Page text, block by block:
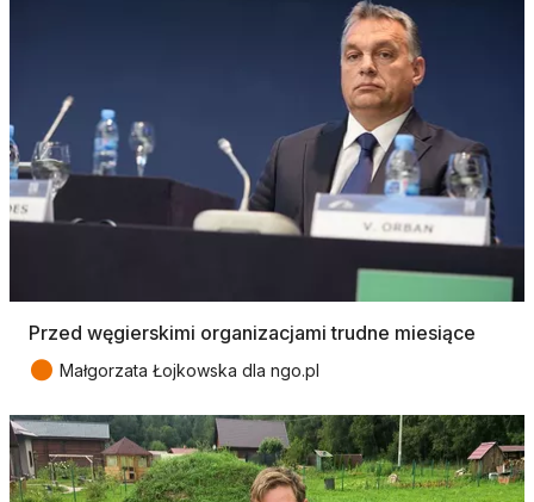
Przed węgierskimi organizacjami trudne miesiące
● Małgorzata Łojkowska dla ngo.pl